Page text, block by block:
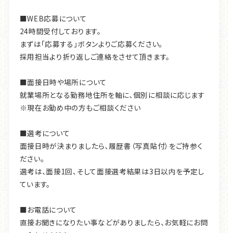
■WEB応募について
24時間受付しております。
まずは「応募する」ボタンよりご応募ください。
採用担当より折り返しご連絡をさせて頂きます。
■面接日時や場所について
就業場所となる勤務地住所を軸に、個別に相談に応じます
※現在お勤め中の方もご相談ください
■選考について
面接日時が決まりましたら、履歴書（写真貼付）をご持参く
ださい。
選考は、面接1回、そして面接選考結果は3日以内を予定し
ています。
■お電話について
直接お聞きになりたい事などがありましたら、お気軽にお問